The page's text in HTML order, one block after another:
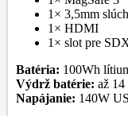
1× 3,5mm
1× HDMI
1× slot pre
Batéria: 100Wh
Výdrž batérie: až
Napájanie: 140W